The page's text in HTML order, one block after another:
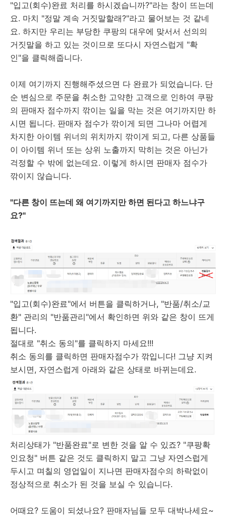
"입고(회수)완료 처리를 하시겠습니까?"라는 창이 뜨는데
요. 마치 "정말 계속 거짓말할래?"라고 물어보는 것 같네
요. 하지만 우리는 부당한 쿠팡의 대우에 맞서서 선의의
거짓말을 하고 있는 것이므로 또다시 자연스럽게 "확
인"을 클릭해줍니다.
이제 여기까지 진행해주셨으면 다 완료가 되었습니다. 단
순 변심으로 주문을 취소한 고약한 고객으로 인하여 쿠팡
의 판매자 점수까지 깎이는 일을 막는 것은 여기까지만 하
시면 됩니다. 판매자 점수가 깎이게 되면 그나마 어렵게
차지한 아이템 위너의 위치까지 깎이게 되고, 다른 상품들
이 아이템 위너 또는 상위 노출까지 막히는 것은 아닌가
걱정할 수 밖에 없는데요. 이렇게 하시면 판매자 점수가
깎이지 않습니다.
"다른 창이 뜨는데 왜 여기까지만 하면 된다고 하느냐구
요?"
"입고(회수)완료"에서 버튼을 클릭하거나, "반품/취소/교
환" 관리의 "반품관리"에서 확인하면 위와 같은 창이 뜨게
됩니다.
절대로 "취소 동의"를 클릭하지 마세요!!!
취소 동의를 클릭하면 판매자점수가 깎입니다! 그냥 지켜
보시면, 자연스럽게 아래와 같은 상태로 바뀌는데요.
처리상태가 "반품완료"로 변한 것을 알 수 있죠? "쿠팡확
인요청" 버튼 같은 것도 클릭하지 말고 그냥 자연스럽게
두시고 며칠의 영업일이 지나면 판매자점수의 하락없이
정상적으로 취소가 된 것을 보실 수 있습니다.
어때요? 도움이 되셨나요? 판매자님들 모두 대박나세요~